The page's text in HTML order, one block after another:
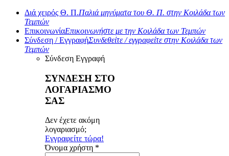
Διά χειρός Θ. Π.Παλιά μηνύματα του Θ. Π. στην Κοιλάδα των
Τεμπών
ΕπικοινωνίαΕπικοινωνήστε με την Κοιλάδα των Τεμπών
Σύνδεση / ΕγγραφήΣυνδεθείτε / εγγραφείτε στην Κοιλάδα των
Τεμπών
Σύνδεση Εγγραφή
ΣΥΝΔΕΣΗ ΣΤΟ
ΛΟΓΑΡΙΑΣΜΟ
ΣΑΣ
Δεν έχετε ακόμη
λογαριασμό;
Εγγραφείτε τώρα!
Όνομα χρήστη *